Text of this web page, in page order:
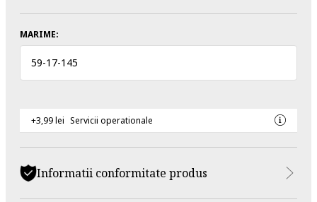
MARIME:
59-17-145
+3,99 lei Servicii operationale
Informatii conformitate produs